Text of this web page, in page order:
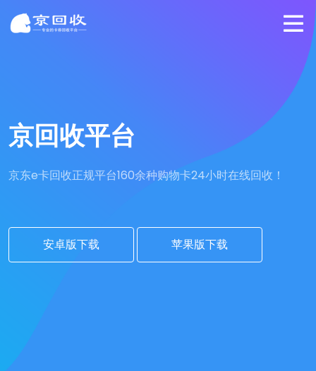
京回收平台
京东e卡回收正规平台160余种购物卡24小时在线回收！
安卓版下载 苹果版下载